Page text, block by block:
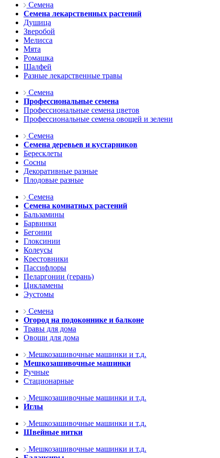
Семена
Семена лекарственных растений
Душица
Зверобой
Мелисса
Мята
Ромашка
Шалфей
Разные лекарственные травы
Семена
Профессиональные семена
Профессиональные семена цветов
Профессиональные семена овощей и зелени
Семена
Семена деревьев и кустарников
Бересклеты
Сосны
Декоративные разные
Плодовые разные
Семена
Семена комнатных растений
Бальзамины
Барвинки
Бегонии
Глоксинии
Колеусы
Крестовники
Пассифлоры
Пеларгонии (герань)
Цикламены
Эустомы
Семена
Огород на подоконнике и балконе
Травы для дома
Овощи для дома
Мешкозашивочные машинки и т.д.
Мешкозашивочные машинки
Ручные
Стационарные
Мешкозашивочные машинки и т.д.
Иглы
Мешкозашивочные машинки и т.д.
Швейные нитки
Мешкозашивочные машинки и т.д.